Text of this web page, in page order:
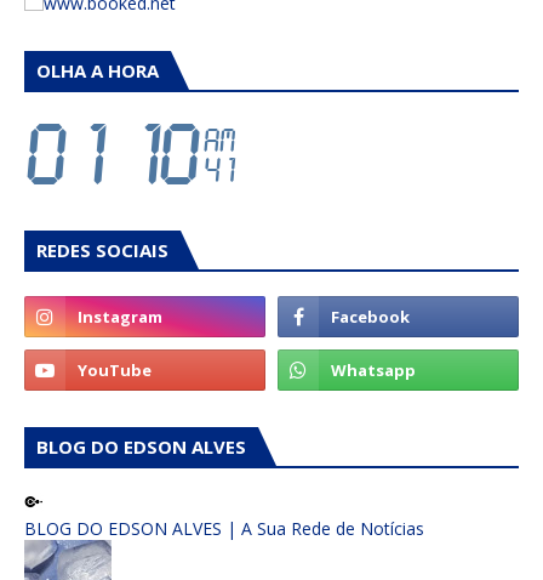
OLHA A HORA
REDES SOCIAIS
BLOG DO EDSON ALVES
BLOG DO EDSON ALVES | A Sua Rede de Notícias